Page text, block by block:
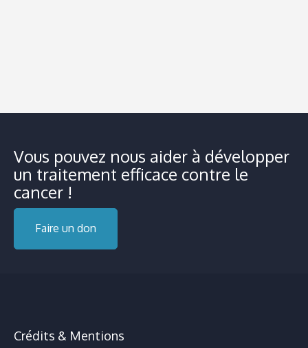
Vous pouvez nous aider à développer
un traitement efficace contre le
cancer !
Faire un don
Crédits & Mentions